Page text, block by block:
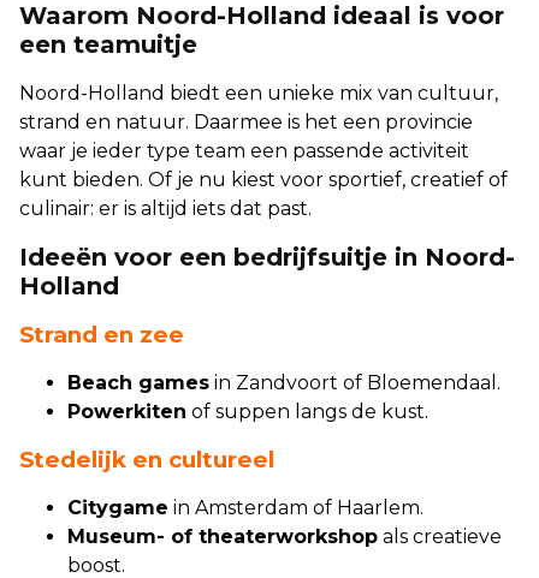
Waarom Noord-Holland ideaal is voor
een teamuitje
Noord-Holland biedt een unieke mix van cultuur,
strand en natuur. Daarmee is het een provincie
waar je ieder type team een passende activiteit
kunt bieden. Of je nu kiest voor sportief, creatief of
culinair: er is altijd iets dat past.
Ideeën voor een bedrijfsuitje in Noord-
Holland
Strand en zee
Beach games in Zandvoort of Bloemendaal.
Powerkiten of suppen langs de kust.
Stedelijk en cultureel
Citygame in Amsterdam of Haarlem.
Museum- of theaterworkshop als creatieve
boost.